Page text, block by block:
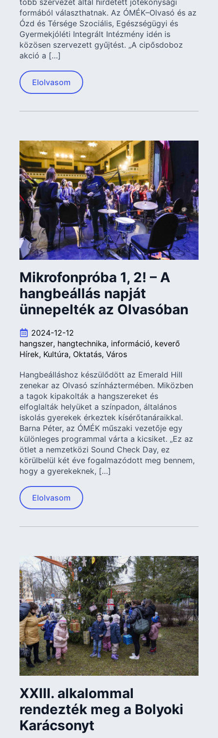
formából választhatnak. Az ÓMÉK–Olvasó és az
Ózd és Térsége Szociális, Egészségügyi és
Gyermekjóléti Integrált Intézmény idén is
közösen szervezett gyűjtést. „A cipősdoboz
akció a […]
Elolvasom
Mikrofonpróba 1, 2! – A
hangbeállás napját
ünnepelték az Olvasóban
2024-12-12
hangszer hangtechnika információ keverő
Hírek Kultúra Oktatás Város
Hangbeálláshoz készülődött az Emerald Hill
zenekar az Olvasó színháztermében. Miközben
a tagok kipakolták a hangszereket és
elfoglalták helyüket a színpadon, általános
iskolás gyerekek érkeztek kísérőtanáraikkal.
Barna Péter, az ÓMÉK műszaki vezetője egy
különleges programmal várta a kicsiket. „Ez az
ötlet a nemzetközi Sound Check Day, ez
körülbelül két éve fogalmazódott meg bennem,
hogy a gyerekeknek, […]
Elolvasom
XXIII. alkalommal
rendezték meg a Bolyoki
Karácsonyt